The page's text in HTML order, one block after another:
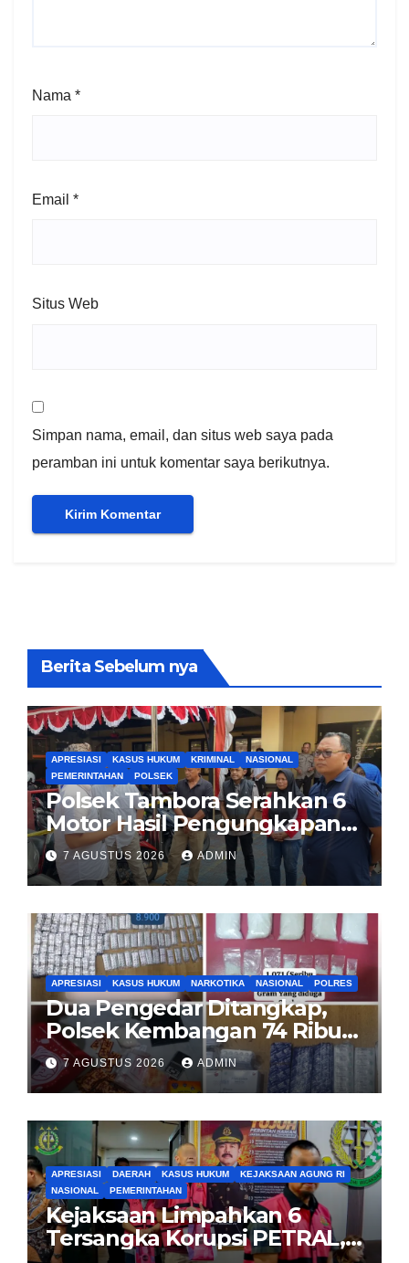
Nama *
Email *
Situs Web
Simpan nama, email, dan situs web saya pada
peramban ini untuk komentar saya berikutnya.
Berita Sebelum nya
APRESIASI KASUS HUKUM KRIMINAL
NASIONAL
PEMERINTAHAN
POLSEK
Polsek Tambora Serahkan 6
Motor Hasil Pengungkapan
Kasus Curanmor Kepada
Pemilik Yang sah
7 AGUSTUS 2026 ADMIN
APRESIASI KASUS HUKUM NARKOTIKA NASIONAL POLRES
Dua Pengedar Ditangkap,
Polsek Kembangan 74 Ribu
Obat Keras, Sabu Hingga
Puluhan Vape Etomidate
Diamankan
7 AGUSTUS 2026 ADMIN
APRESIASI DAERAH KASUS HUKUM
KEJAKSAAN AGUNG RI
NASIONAL
PEMERINTAHAN
Kejaksaan Limpahkan 6
Tersangka Korupsi PETRAL,